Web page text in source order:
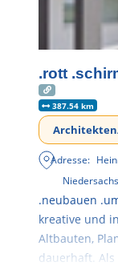
.rott
387.54 km
Adresse:
.neubauen
kreative und
Altbauten,
dauerhaft. Als